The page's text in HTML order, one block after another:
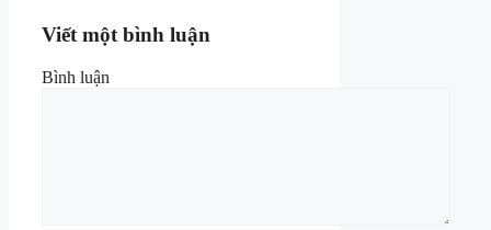
Viết một bình luận
Bình luận